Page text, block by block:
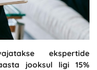
ekspertide
jooksul ligi 15%